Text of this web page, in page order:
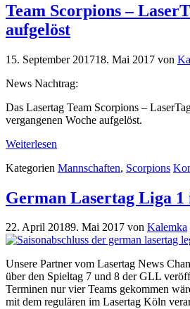
Team Scorpions –
aufgelöst
15. September 201718. Mai 2017 von
News Nachtrag:
Das Lasertag Team Scorpions –
vergangenen Woche aufgelöst.
Weiterlesen
Kategorien Mannschaften, Scorpions
German Lasertag Liga
22. April 20189. Mai 2017 von Kalemka
Unsere Partner vom Lasertag News
über den Spieltag 7 und 8 der GLL
Terminen nur vier Teams gekommen
mit dem regulären im Lasertag Köln